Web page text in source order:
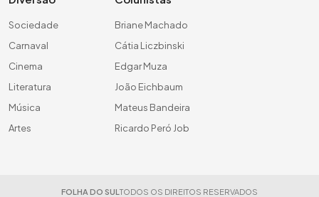
Sociedade
Carnaval
Cinema
Literatura
Música
Artes
Briane Machado
Cátia Liczbinski
Edgar Muza
João Eichbaum
Mateus Bandeira
Ricardo Peró Job
FOLHA DO SUL TODOS OS DIREITOS RESERVADOS